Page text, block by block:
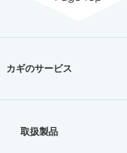
カギのサービス
取扱製品